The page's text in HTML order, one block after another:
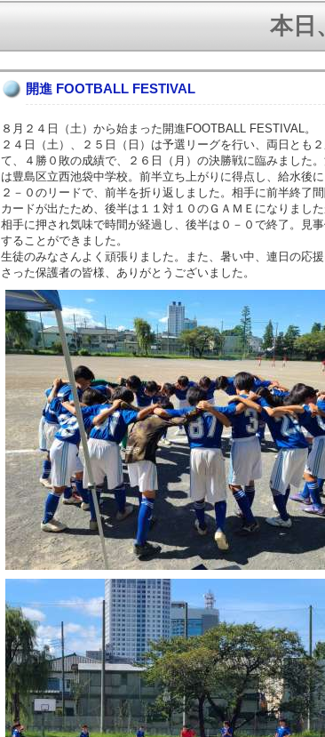
本日、
開進 FOOTBALL FESTIVAL
８月２４日（土）から始まった開進FOOTBALL FESTIVAL。
２４日（土）、２５日（日）は予選リーグを行い、両日とも
て、４勝０敗の成績で、２６日（月）の決勝戦に臨みました
は豊島区立西池袋中学校。前半立ち上がりに得点し、給水後
２－０のリードで、前半を折り返しました。相手に前半終了
カードが出たため、後半は１１対１０のＧＡＭＥになりまし
相手に押され気味で時間が経過し、後半は０－０で終了。見
することができました。
生徒のみなさんよく頑張りました。また、暑い中、連日の応
さった保護者の皆様、ありがとうございました。